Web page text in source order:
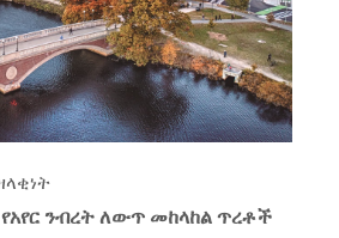
ንብረት ለውጥ መከላከል ጥረቶች